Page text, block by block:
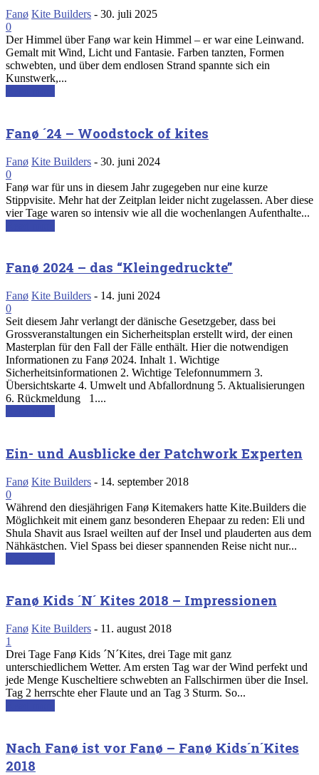
Fanø Kite Builders - 30. juli 2025
0
Der Himmel über Fanø war kein Himmel – er war eine Leinwand.
Gemalt mit Wind, Licht und Fantasie. Farben tanzten, Formen
schwebten, und über dem endlosen Strand spannte sich ein
Kunstwerk,...
Fanø ´24 – Woodstock of kites
Fanø Kite Builders - 30. juni 2024
0
Fanø war für uns in diesem Jahr zugegeben nur eine kurze
Stippvisite. Mehr hat der Zeitplan leider nicht zugelassen. Aber diese
vier Tage waren so intensiv wie all die wochenlangen Aufenthalte...
Fanø 2024 – das “Kleingedruckte”
Fanø Kite Builders - 14. juni 2024
0
Seit diesem Jahr verlangt der dänische Gesetzgeber, dass bei
Grossveranstaltungen ein Sicherheitsplan erstellt wird, der einen
Masterplan für den Fall der Fälle enthält. Hier die notwendigen
Informationen zu Fanø 2024. Inhalt 1. Wichtige
Sicherheitsinformationen 2. Wichtige Telefonnummern 3.
Übersichtskarte 4. Umwelt und Abfallordnung 5. Aktualisierungen
6. Rückmeldung 1....
Ein- und Ausblicke der Patchwork Experten
Fanø Kite Builders - 14. september 2018
0
Während den diesjährigen Fanø Kitemakers hatte Kite.Builders die
Möglichkeit mit einem ganz besonderen Ehepaar zu reden: Eli und
Shula Shavit aus Israel weilten auf der Insel und plauderten aus dem
Nähkästchen. Viel Spass bei dieser spannenden Reise nicht nur...
Fanø Kids ´N´ Kites 2018 – Impressionen
Fanø Kite Builders - 11. august 2018
1
Drei Tage Fanø Kids ´N´Kites, drei Tage mit ganz
unterschiedlichem Wetter. Am ersten Tag war der Wind perfekt und
jede Menge Kuscheltiere schwebten an Fallschirmen über die Insel.
Tag 2 herrschte eher Flaute und an Tag 3 Sturm. So...
Nach Fanø ist vor Fanø – Fanø Kids´n´Kites
2018